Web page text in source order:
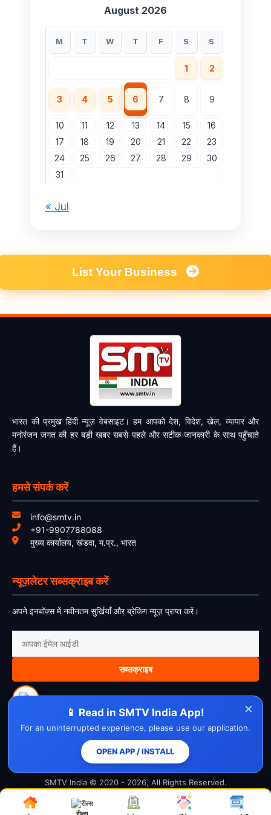
August 2026
M T W T F S S
1 2
3 4 5 6 7 8 9
10 11 12 13 14 15
16
17
18 19 20 21 22
23
24
25 26 27 28 29
30
31
« Jul
List Your Business
भारत की प्रमुख हिंदी न्यूज़ वेबसाइट। हम आपको देश, विदेश, खेल, व्यापार और
मनोरंजन जगत की हर बड़ी खबर सबसे पहले और सटीक जानकारी के साथ पहुँचाते
हैं।
हमसे संपर्क करें
info@smtv.in
+91-9907788088
मुख्य कार्यालय, खंडवा, म.प्र., भारत
न्यूज़लेटर सब्सक्राइब करें
अपने इनबॉक्स में नवीनतम सुर्खियाँ और ब्रेकिंग न्यूज़ प्राप्त करें।
सब्सक्राइब
About UsContact Us DisclaimerPrivacy PolicyCookie Policy
Cancellation PolicyRefund PolicyTerms & Conditions
SMTV India © 2020 - 2026, All Rights Reserved.
×
📱 Read in SMTV India App!
For an uninterrupted experience, please use our application.
OPEN APP / INSTALL